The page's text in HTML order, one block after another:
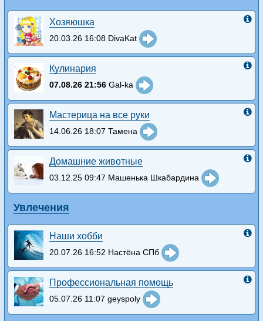
Хозяюшка
20.03.26 16:08 DivaKat
Кулинария
07.08.26 21:56 Gal-ka
Мастерица на все руки
14.06.26 18:07 Тамена
Домашние животные
03.12.25 09:47 Машенька Шкабардина
Увлечения
Наши хобби
20.07.26 16:52 Настёна СПб
Профессиональная помощь
05.07.26 11:07 geyspoly